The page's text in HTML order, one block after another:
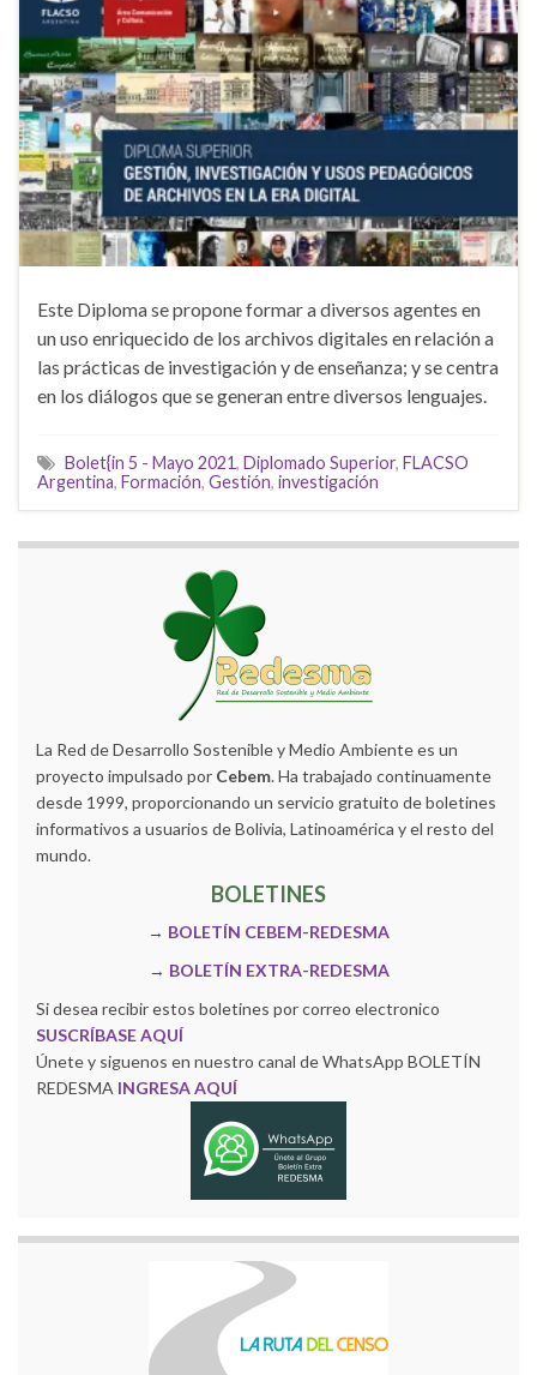
Este Diploma se propone formar a diversos agentes en
un uso enriquecido de los archivos digitales en relación a
las prácticas de investigación y de enseñanza; y se centra
en los diálogos que se generan entre diversos lenguajes.
Bolet{in 5 - Mayo 2021, Diplomado Superior, FLACSO
Argentina, Formación, Gestión, investigación
La Red de Desarrollo Sostenible y Medio Ambiente es un
proyecto impulsado por Cebem. Ha trabajado continuamente
desde 1999, proporcionando un servicio gratuito de boletines
informativos a usuarios de Bolivia, Latinoamérica y el resto del
mundo.
BOLETINES
→ BOLETÍN CEBEM-REDESMA
→ BOLETÍN EXTRA-REDESMA
Si desea recibir estos boletines por correo electronico
SUSCRÍBASE AQUÍ
Únete y siguenos en nuestro canal de WhatsApp BOLETÍN
REDESMA INGRESA AQUÍ